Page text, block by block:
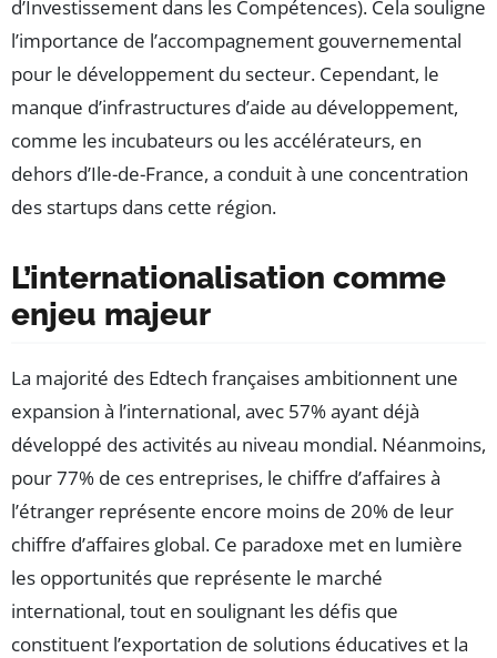
d’Investissement dans les Compétences). Cela souligne
l’importance de l’accompagnement gouvernemental
pour le développement du secteur. Cependant, le
manque d’infrastructures d’aide au développement,
comme les incubateurs ou les accélérateurs, en
dehors d’Ile-de-France, a conduit à une concentration
des startups dans cette région.
L’internationalisation comme
enjeu majeur
La majorité des Edtech françaises ambitionnent une
expansion à l’international, avec 57% ayant déjà
développé des activités au niveau mondial. Néanmoins,
pour 77% de ces entreprises, le chiffre d’affaires à
l’étranger représente encore moins de 20% de leur
chiffre d’affaires global. Ce paradoxe met en lumière
les opportunités que représente le marché
international, tout en soulignant les défis que
constituent l’exportation de solutions éducatives et la